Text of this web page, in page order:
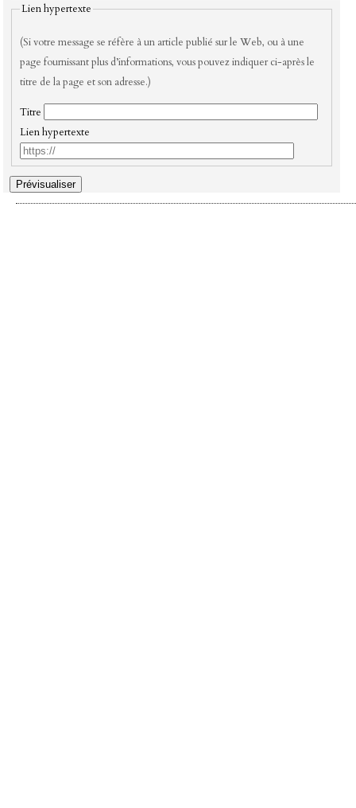
Lien hypertexte
(Si votre message se réfère à un article publié sur le Web, ou à une
page fournissant plus d’informations, vous pouvez indiquer ci-après le
titre de la page et son adresse.)
Titre
Lien hypertexte